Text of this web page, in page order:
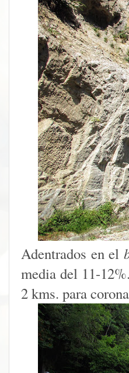
Adentrados en el
media del 11-
2 kms. para